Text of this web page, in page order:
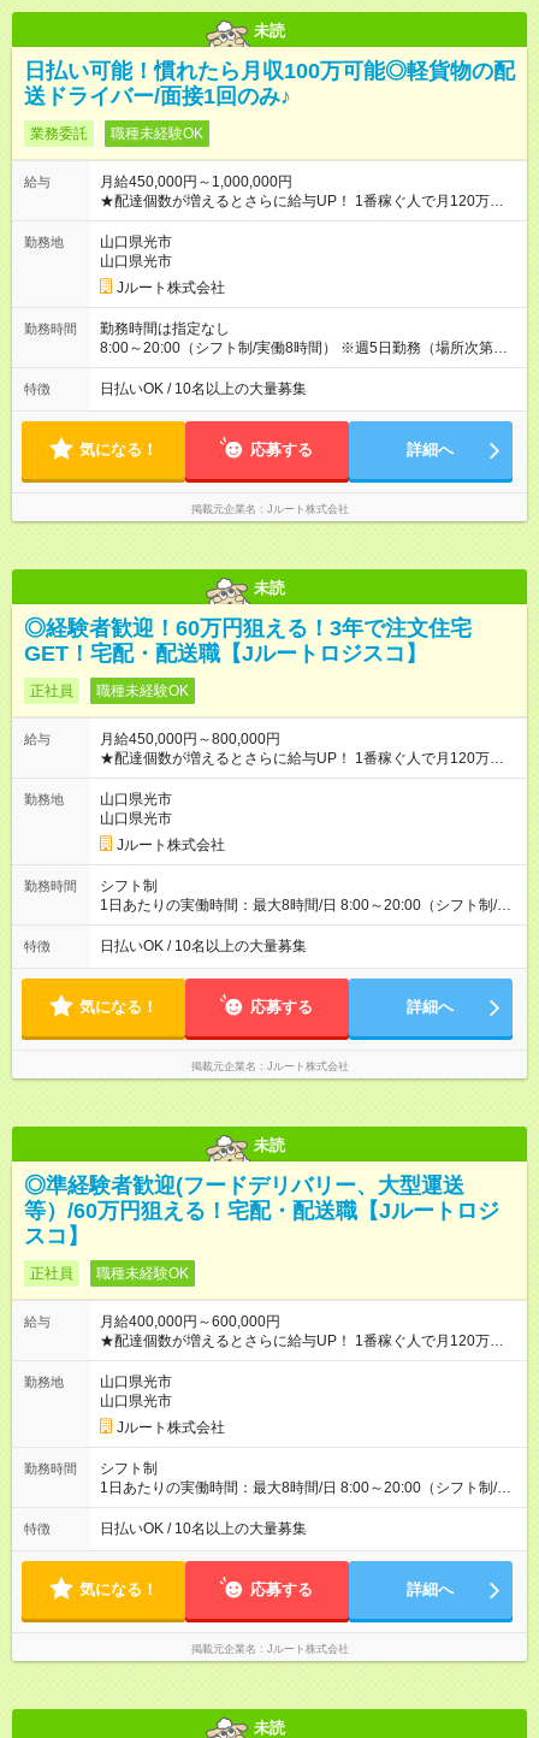
未読
日払い可能！慣れたら月収100万可能◎軽貨物の配
送ドライバー/面接1回のみ♪
業務委託 職種未経験OK
給与
月給450,000円～1,000,000円
★配達個数が増えるとさらに給与UP！ 1番稼ぐ人で月120万ほ
ど！ ・主要都市エリア 月収55万円／週5日稼働 月収65万~112
万円／週6日稼働 ・地方郊外エリア 月収40万円／週5日稼働 月
収40万円~50万円／週6日稼働 ＜モデルイメージ＞ ■月収50万
円 (27歳男性/江東区在住)※元建築関係 1日150個配達×25日勤務
(日休み) ■月収80万円(43歳男性/墨田区在住)※元営業 1日200個
勤務地
山口県光市
山口県光市
Jルート株式会社
勤務時間
勤務時間は指定なし
8:00～20:00（シフト制/実働8時間） ※週5日勤務（場所次第で
は週4も有り） ※配達状況によって時間外での勤務可能性有り ※
案件により多少の前後あり ※配達が完了次第、帰社OKです
特徴 日払いOK / 10名以上の大量募集
気になる！ 応募する 詳細へ
掲載元企業名 Jルート株式会社
未読
◎経験者歓迎！60万円狙える！3年で注文住宅
GET！宅配・配送職【Jルートロジスコ】
正社員 職種未経験OK
給与
月給450,000円～800,000円
★配達個数が増えるとさらに給与UP！ 1番稼ぐ人で月120万ほ
ど！ ・主要都市エリア 月収55万円／週5日稼働 月収65万~112
万円／週6日稼働 ・地方郊外エリア 月収40万円／週5日稼働 月
収40万円~50万円／週6日稼働 ＜モデルイメージ＞ ■月収50万
円 (27歳男性/江東区在住)※元建築関係 1日150個配達×25日勤務
(日休み) ■月収80万円(43歳男性/墨田区在住)※元営業 1日200個
勤務地
山口県光市
山口県光市
Jルート株式会社
勤務時間
シフト制
1日あたりの実働時間：最大8時間/日 8:00～20:00（シフト制/実
働8時間） ※週5日勤務（場所次第では週4も有り） ※配達状況に
よって時間外での勤務可能性有り ※案件により多少の前後あり
特徴 日払いOK / 10名以上の大量募集
気になる！ 応募する 詳細へ
掲載元企業名 Jルート株式会社
未読
◎準経験者歓迎(フードデリバリー、大型運送
等）/60万円狙える！宅配・配送職【Jルートロジ
スコ】
正社員 職種未経験OK
給与
月給400,000円～600,000円
★配達個数が増えるとさらに給与UP！ 1番稼ぐ人で月120万ほ
ど！ ・主要都市エリア 月収55万円／週5日稼働 月収65万~112
万円／週6日稼働 ・地方郊外エリア 月収40万円／週5日稼働 月
収40万円~50万円／週6日稼働 ＜モデルイメージ＞ ■月収50万
円 (27歳男性/江東区在住)※元建築関係 1日150個配達×25日勤務
(日休み) ■月収80万円(43歳男性/墨田区在住)※元営業 1日200個
勤務地
山口県光市
山口県光市
Jルート株式会社
勤務時間
シフト制
1日あたりの実働時間：最大8時間/日 8:00～20:00（シフト制/実
働8時間） ※週5日勤務（場所次第では週4も有り） ※配達状況に
よって時間外での勤務可能性有り ※案件により多少の前後あり
特徴 日払いOK / 10名以上の大量募集
気になる！ 応募する 詳細へ
掲載元企業名 Jルート株式会社
未読